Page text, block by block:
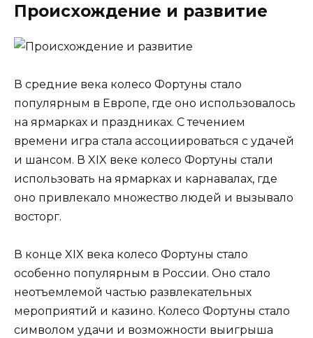
Происхождение и развитие
В средние века колесо Фортуны стало
популярным в Европе, где оно использовалось
на ярмарках и праздниках. С течением
времени игра стала ассоциироваться с удачей
и шансом. В XIX веке колесо Фортуны стали
использовать на ярмарках и карнавалах, где
оно привлекало множество людей и вызывало
восторг.
В конце XIX века колесо Фортуны стало
особенно популярным в России. Оно стало
неотъемлемой частью развлекательных
мероприятий и казино. Колесо Фортуны стало
символом удачи и возможности выигрыша